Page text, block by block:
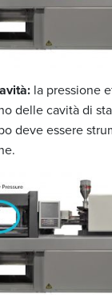
la pressione
delle cavità di
deve essere